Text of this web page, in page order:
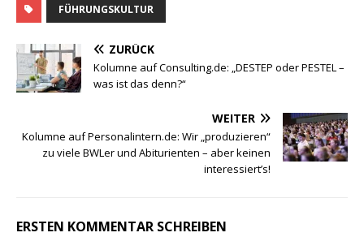
FÜHRUNGSKULTUR
ZURÜCK
Kolumne auf Consulting.de: „DESTEP oder PESTEL –
was ist das denn?“
WEITER
Kolumne auf Personalintern.de: Wir „produzieren“
zu viele BWLer und Abiturienten – aber keinen
interessiert’s!
ERSTEN KOMMENTAR SCHREIBEN